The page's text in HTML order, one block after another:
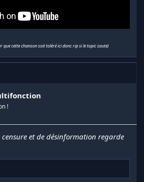
que cette chanson soit toléré ici donc rip si le topic saute)
!
et de désinformation regarde